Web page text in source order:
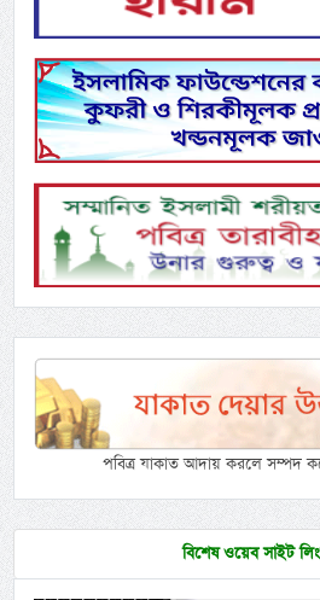
পবিত্র যাকাত আদায় করলে সম্পদ
বিশেষ ওয়েব সাইট